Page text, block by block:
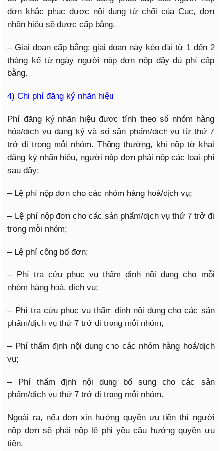
đơn khắc phục được nội dung từ chối của Cục, đơn
nhãn hiệu sẽ được cấp bằng.
– Giai đoạn cấp bằng: giai đoạn này kéo dài từ 1 đến 2
tháng kể từ ngày người nộp đơn nộp đầy đủ phí cấp
bằng.
4) Chi phí đăng ký nhãn hiệu
Phí đăng ký nhãn hiệu được tính theo số nhóm hàng
hóa/dịch vụ đăng ký và số sản phẩm/dịch vụ từ thứ 7
trở đi trong mỗi nhóm. Thông thường, khi nộp tờ khai
đăng ký nhãn hiệu, người nộp đơn phải nộp các loại phí
sau đây:
– Lệ phí nộp đơn cho các nhóm hàng hoá/dịch vụ;
– Lệ phí nộp đơn cho các sản phẩm/dịch vụ thứ 7 trở đi
trong mỗi nhóm;
– Lệ phí công bố đơn;
– Phí tra cứu phục vụ thẩm định nội dung cho mỗi
nhóm hàng hoá, dịch vụ;
– Phí tra cứu phục vụ thẩm định nội dung cho các sản
phẩm/dịch vụ thứ 7 trở đi trong mỗi nhóm;
– Phí thẩm định nội dung cho các nhóm hàng hoá/dịch
vụ;
– Phí thẩm định nội dung bổ sung cho các sản
phẩm/dịch vụ thứ 7 trở đi trong mỗi nhóm.
Ngoài ra, nếu đơn xin hưởng quyền ưu tiên thì người
nộp đơn sẽ phải nộp lệ phí yêu cầu hưởng quyền ưu
tiên.